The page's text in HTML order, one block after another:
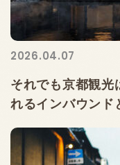
2026.04.07
それでも京都観光
れるインバウンド